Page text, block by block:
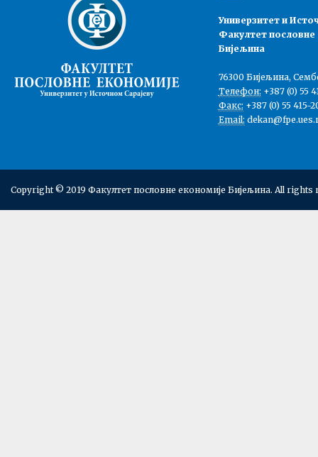
Универзитет и
Факултет пословне
Бијељина
76300 Бијељина,
Телефон: +387 (0) 55
Факс: +387 (0) 55 415-
Email:
Copyright © 2019 Факултет пословне економије Бијељина. All rights